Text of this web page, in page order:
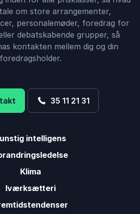
om store arrangementer,
personalemøder, foredrag for
debatskabende grupper, så
kontakten mellem dig og din
foredragsholder.
35 11 21 31
intelligens
Klima
Iværksætteri